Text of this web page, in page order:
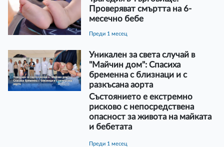
Проверяват смъртта на 6-
месечно бебе
преди 1 месец
Уникален за света случай в
"Майчин дом": Спасиха
бременна с близнаци и с
разкъсана аорта
Състоянието е екстремно
рисково с непосредствена
опасност за живота на майката
и бебетата
преди 1 месец